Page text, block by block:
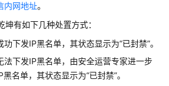
内网地址。
坤有如下几种处置方式：
功下发IP黑名单，其状态显示为“已封禁”。
法下发IP黑名单，由安全运营专家进一步
名单，其状态显示为“已封禁”。